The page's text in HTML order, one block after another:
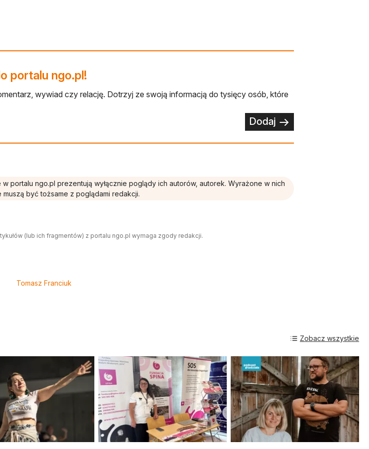
portalu ngo.pl!
wywiad czy relację. Dotrzyj ze swoją informacją do tysięcy osób, które
Dodaj
w portalu ngo.pl prezentują wyłącznie poglądy ich autorów, autorek. Wyrażone w nich
być tożsame z poglądami redakcji.
(lub ich fragmentów) z portalu ngo.pl wymaga zgody redakcji.
Tomasz Franciuk
Zobacz wszystkie